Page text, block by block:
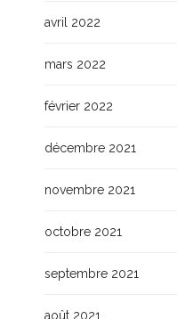
avril 2022
mars 2022
février 2022
décembre 2021
novembre 2021
octobre 2021
septembre 2021
août 2021